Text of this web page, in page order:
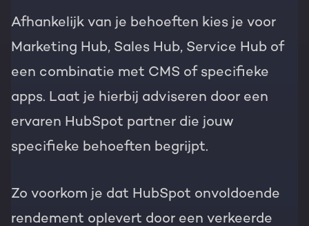
Afhankelijk van je behoeften kies je voor
Marketing Hub, Sales Hub, Service Hub of
een combinatie met CMS of specifieke
apps. Laat je hierbij adviseren door een
ervaren HubSpot partner die jouw
specifieke behoeften begrijpt.
Zo voorkom je dat HubSpot onvoldoende
rendement oplevert door een verkeerde